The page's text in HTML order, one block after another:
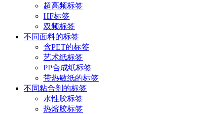
超高频标签
HF标签
双频标签
不同面料的标签
含PET的标签
艺术纸标签
PP合成纸标签
带热敏纸的标签
不同粘合剂的标签
水性胶标签
热熔胶标签